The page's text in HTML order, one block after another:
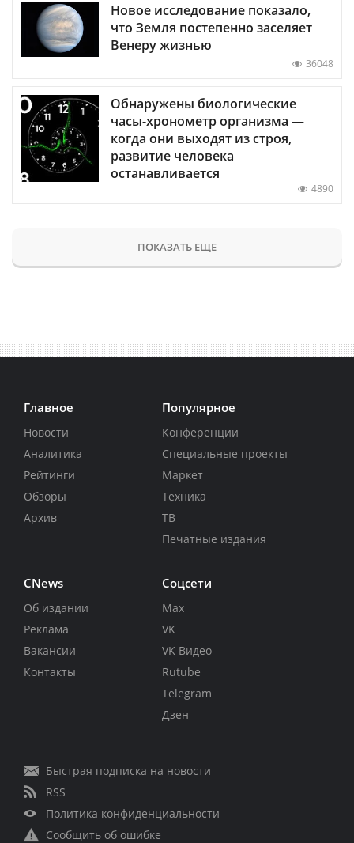
Новое исследование показало,
что Земля постепенно заселяет
Венеру жизнью
36048
Обнаружены биологические
часы-хронометр организма —
когда они выходят из строя,
развитие человека
останавливается
4890
ПОКАЗАТЬ ЕЩЕ
Главное
Новости
Аналитика
Рейтинги
Обзоры
Архив
Популярное
Конференции
Специальные проекты
Маркет
Техника
ТВ
Печатные издания
CNews
Об издании
Реклама
Вакансии
Контакты
Соцсети
Max
VK
VK Видео
Rutube
Telegram
Дзен
Быстрая подписка на новости
RSS
Политика конфиденциальности
Сообщить об ошибке